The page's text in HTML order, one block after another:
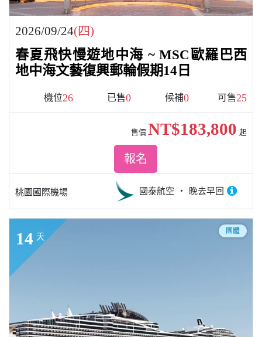
2026/09/24(四)
春夏飛快慢遊地中海 ~ MSC歐羅巴西
地中海文藝復興郵輪假期14日
機位26 已售0 候補0 可售25
桃園國際機場 國泰航空 晚去早回
售價 NT$183,800 起
報名
14 天
團體